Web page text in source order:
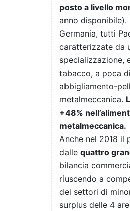
posto a livello
anno disponibile).
Germania, tutti
caratterizzate da
specializzazione,
tabacco, a poca
abbigliamento-
metalmeccanica.
+48%
metalmeccanica.
Anche nel 2018 il
dalle quattro
bilancia
riuscendo a
dei settori di
surplus delle 4